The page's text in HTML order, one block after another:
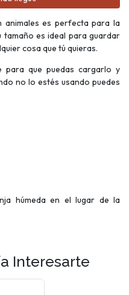
animales es perfecta para la
tamaño es ideal para guardar
cosa que tú quieras.
para que puedas cargarlo y
no lo estés usando puedes
húmeda en el lugar de la
Interesarte